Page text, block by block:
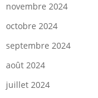
novembre 2024
octobre 2024
septembre 2024
août 2024
juillet 2024